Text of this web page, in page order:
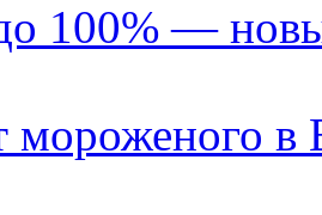
100% —
мороженого в